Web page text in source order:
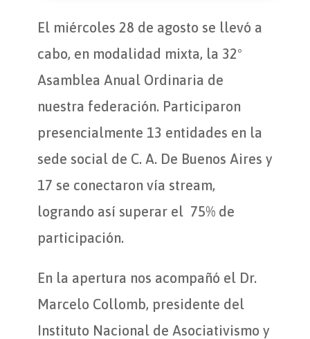
El miércoles 28 de agosto se llevó a
cabo, en modalidad mixta, la 32°
Asamblea Anual Ordinaria de
nuestra federación. Participaron
presencialmente 13 entidades en la
sede social de C. A. De Buenos Aires y
17 se conectaron vía stream,
logrando así superar el 75% de
participación.
En la apertura nos acompañó el Dr.
Marcelo Collomb, presidente del
Instituto Nacional de Asociativismo y